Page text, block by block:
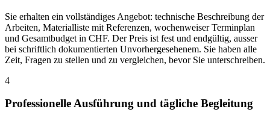
Sie erhalten ein vollständiges Angebot: technische Beschreibung der
Arbeiten, Materialliste mit Referenzen, wochenweiser Terminplan
und Gesamtbudget in CHF. Der Preis ist fest und endgültig, ausser
bei schriftlich dokumentierten Unvorhergesehenem. Sie haben alle
Zeit, Fragen zu stellen und zu vergleichen, bevor Sie unterschreiben.
4
Professionelle Ausführung und tägliche Begleitung